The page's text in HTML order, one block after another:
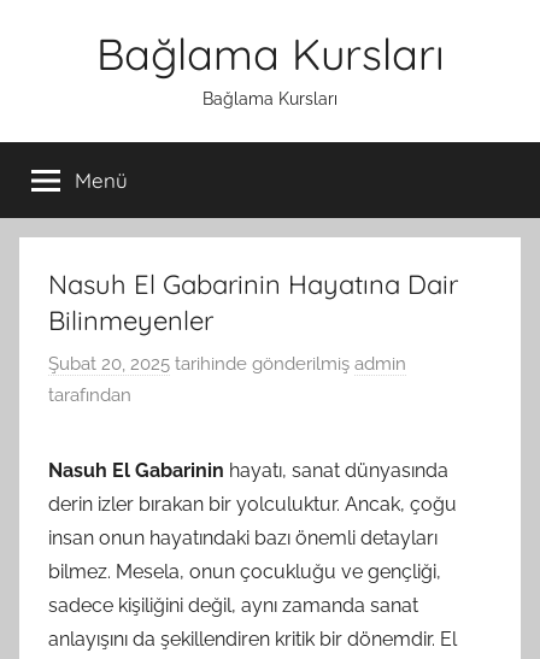
Bağlama Kursları
Bağlama Kursları
Menü
Nasuh El Gabarinin Hayatına Dair
Bilinmeyenler
Şubat 20, 2025 tarihinde gönderilmiş admin
tarafından
Nasuh El Gabarinin hayatı, sanat dünyasında
derin izler bırakan bir yolculuktur. Ancak, çoğu
insan onun hayatındaki bazı önemli detayları
bilmez. Mesela, onun çocukluğu ve gençliği,
sadece kişiliğini değil, aynı zamanda sanat
anlayışını da şekillendiren kritik bir dönemdir. El